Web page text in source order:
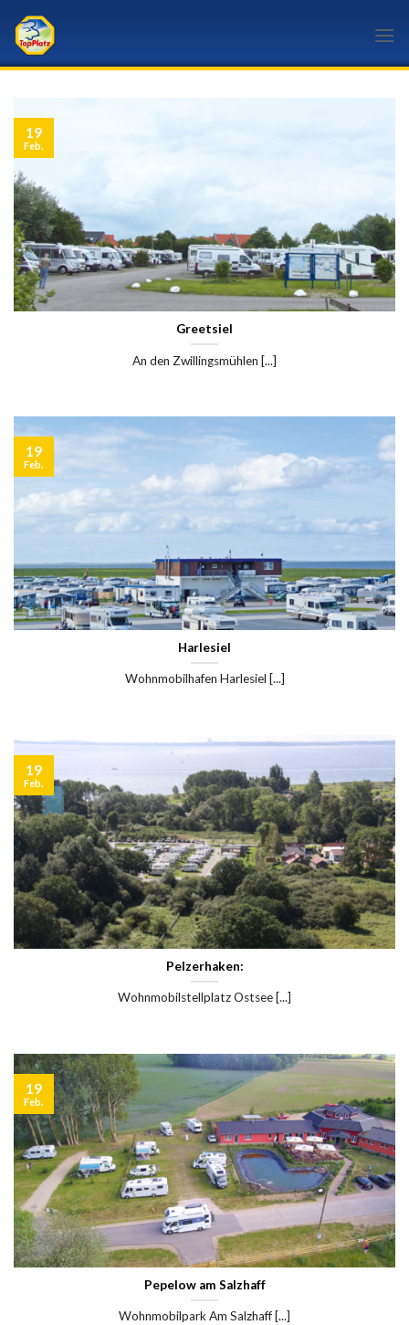
content
Greetsiel
An den Zwillingsmühlen [...]
19
Feb.
Harlesiel
Wohnmobilhafen Harlesiel [...]
19
Feb.
Pelzerhaken:
Wohnmobilstellplatz Ostsee [...]
19
Feb.
Pepelow am Salzhaff
Wohnmobilpark Am Salzhaff [...]
19
Feb.